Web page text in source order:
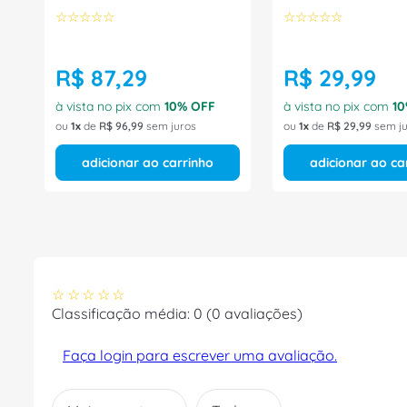
Murrelektronik
☆☆☆☆☆
R$ 87,29
à vista no pix com 10% OFF
ou 1 de R$ 96,99 sem juros
adicionar ao carrinho
☆☆☆☆☆
R$ 29,99
à vista no pix com 10
ou 1 de R$ 29,99 sem
adicionar ao
☆ ☆ ☆ ☆ ☆
Classificação média: 0 (0 avaliações)
Faça login para escrever uma avaliação.